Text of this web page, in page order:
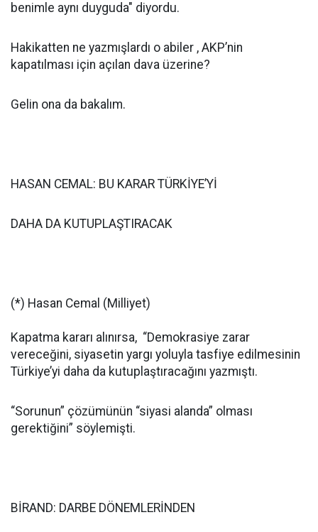
benimle aynı duyguda" diyordu.
Hakikatten ne yazmışlardı o abiler , AKP’nin
kapatılması için açılan dava üzerine?
Gelin ona da bakalım.
HASAN CEMAL: BU KARAR TÜRKİYE’Yİ
DAHA DA KUTUPLAŞTIRACAK
(*) Hasan Cemal (Milliyet)
Kapatma kararı alınırsa, “Demokrasiye zarar
vereceğini, siyasetin yargı yoluyla tasfiye edilmesinin
Türkiye’yi daha da kutuplaştıracağını yazmıştı.
“Sorunun” çözümünün “siyasi alanda” olması
gerektiğini” söylemişti.
BİRAND: DARBE DÖNEMLERİNDEN